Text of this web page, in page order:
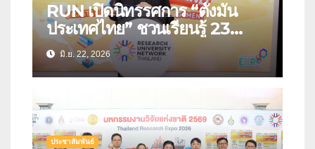
RUN เปิดนิทรรศการ “ตั้งมั่น
ประเทศไทย” ชวนเรียนรู้ 23
นวัตกรรมรับมือภัยพิบัติแห่ง
อนาคต เปลี่ยนงานวิจัยสู่เครื่องมือ
สร้างความปลอดภัยให้ประชาชน
มิ.ย. 22, 2026
ประชาสัมพันธ์